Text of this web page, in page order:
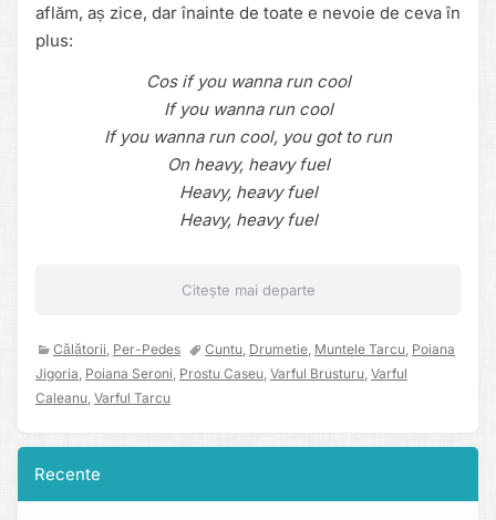
aflăm, aș zice, dar înainte de toate e nevoie de ceva în
plus:
Cos if you wanna run cool
If you wanna run cool
If you wanna run cool, you got to run
On heavy, heavy fuel
Heavy, heavy fuel
Heavy, heavy fuel
Citește mai departe
Călătorii Per-Pedes Cuntu Drumetie Muntele Tarcu Poiana
Jigoria Poiana Seroni Prostu Caseu Varful Brusturu Varful
Caleanu Varful Tarcu
Recente